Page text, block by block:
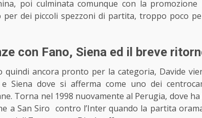
poi culminata comunque con la
per dei piccoli spezzoni di partita, troppo poco
con Fano, Siena ed il breve
quindi ancora pronto per la categoria, Davide
Siena dove si afferma come uno dei
Torna nel 1998 nuovamente al Perugia, dove
a San Siro contro l’Inter quando la partita